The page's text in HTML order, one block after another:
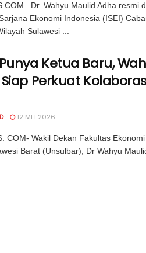
Dr. Wahyu Maulid Adha resmi
Ekonomi Indonesia (ISEI)
Sulawesi ...
Ketua Baru,
Perkuat
12 MEI 2026
COM- Wakil Dekan Fakultas
Barat (Unsulbar), Dr Wahyu